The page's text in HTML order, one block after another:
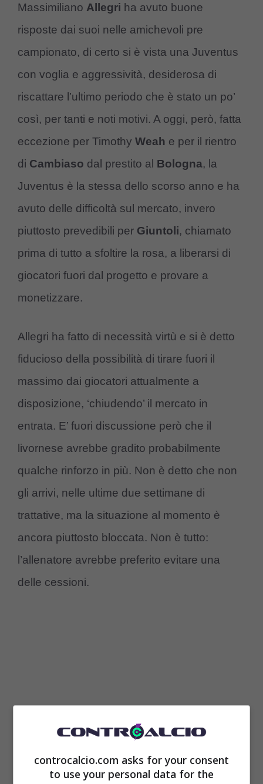
Massimiliano Allegri ha avuto buone
risposte dai suoi nelle amichevoli pre
campionato, di certo si è vista una Juventus
con voglia e aggressività, desiderosa di
riscattare l’ultimo periodo che è stato un po’
così, per tanti e noti motivi. A oggi, però, fatta
eccezione per Timothy Weah e per il rientro
di Cambiaso dal prestito al Bologna, la
Juventus è la stessa dello scorso anno e ha
avuto delle difficoltà sul mercato, invero
piuttosto prevedibili per Giuntoli, chiamato
prima di tutto a sfoltire la rosa, a liberarsi di
giocatori fuori dal progetto e provare a
monetizzare.
Allegri ha fatto di necessità virtù e si è detto
fiducioso della possibilità di tirare fuori il
massimo dai giocatori attualmente a
disposizione, ‘chiudendo’ il mercato in
entrata. E’ fuori discussione però che il
livornese avrebbe gradito probabilmente
qualche rinforzo in più. Non è detto che non
gli arrivi, nelle ultime due settimane di
trattative, ma la situazione al momento è
ancora piuttosto bloccata. Non è tutto:
l’allenatore avrebbe preferito evitare una
delle cessioni.
Juventus, il retroscena
controcalcio.com asks for your consent
to use your personal data for the